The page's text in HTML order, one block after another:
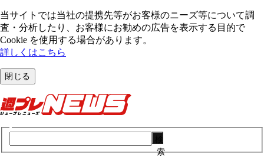
当サイトでは当社の提携先等がお客様のニーズ等について調
査・分析したり、お客様にお勧めの広告を表⽰する⽬的で
Cookie を使⽤する場合があります。
詳しくはこちら
閉じる
索